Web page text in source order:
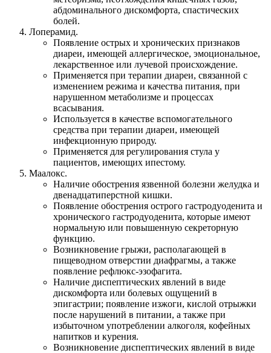
абдоминального дискомфорта, спастических
болей.
Лоперамид.
Появление острых и хронических признаков
диареи, имеющей аллергическое, эмоциональное,
лекарственное или лучевой происхождение.
Применяется при терапии диареи, связанной с
изменением режима и качества питания, при
нарушенном метаболизме и процессах
всасывания.
Используется в качестве вспомогательного
средства при терапии диареи, имеющей
инфекционную природу.
Применяется для регулирования стула у
пациентов, имеющих ипестому.
Маалокс.
Наличие обострения язвенной болезни желудка и
двенадцатиперстной кишки.
Появление обострения острого гастродуоденита и
хронического гастродуоденита, которые имеют
нормальную или повышенную секреторную
функцию.
Возникновение грыжи, располагающей в
пищеводном отверстии диафрагмы, а также
появление рефлюкс-эзофагита.
Наличие диспептических явлений в виде
дискомфорта или болевых ощущений в
эпигастрии; появление изжоги, кислой отрыжки
после нарушений в питании, а также при
избыточном употреблении алкоголя, кофейных
напитков и курения.
Возникновение диспептических явлений в виде